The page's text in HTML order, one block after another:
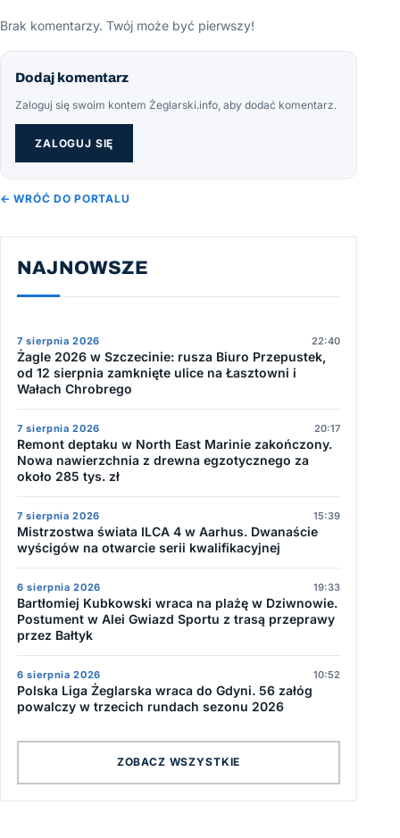
Brak komentarzy. Twój może być pierwszy!
Dodaj komentarz
Zaloguj się swoim kontem Żeglarski.info, aby dodać komentarz.
ZALOGUJ SIĘ
← WRÓĆ DO PORTALU
NAJNOWSZE
7 sierpnia 2026 22:40
Żagle 2026 w Szczecinie: rusza Biuro Przepustek,
od 12 sierpnia zamknięte ulice na Łasztowni i
Wałach Chrobrego
7 sierpnia 2026 20:17
Remont deptaku w North East Marinie zakończony.
Nowa nawierzchnia z drewna egzotycznego za
około 285 tys. zł
7 sierpnia 2026 15:39
Mistrzostwa świata ILCA 4 w Aarhus. Dwanaście
wyścigów na otwarcie serii kwalifikacyjnej
6 sierpnia 2026 19:33
Bartłomiej Kubkowski wraca na plażę w Dziwnowie.
Postument w Alei Gwiazd Sportu z trasą przeprawy
przez Bałtyk
6 sierpnia 2026 10:52
Polska Liga Żeglarska wraca do Gdyni. 56 załóg
powalczy w trzecich rundach sezonu 2026
ZOBACZ WSZYSTKIE